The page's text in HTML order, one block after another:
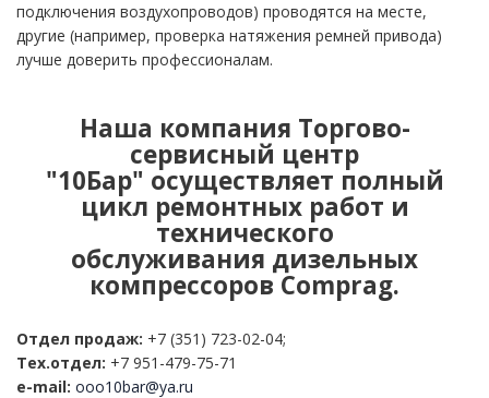
подключения воздухопроводов) проводятся на месте,
другие (например, проверка натяжения ремней привода)
лучше доверить профессионалам.
Наша компания Торгово-
сервисный центр
"10Бар" осуществляет полный
цикл ремонтных работ и
технического
обслуживания дизельных
компрессоров Comprag.
Отдел продаж: +7 (351) 723-02-04;
Тех.отдел: +7 951-479-75-71
e-mail: ooo10bar@ya.ru